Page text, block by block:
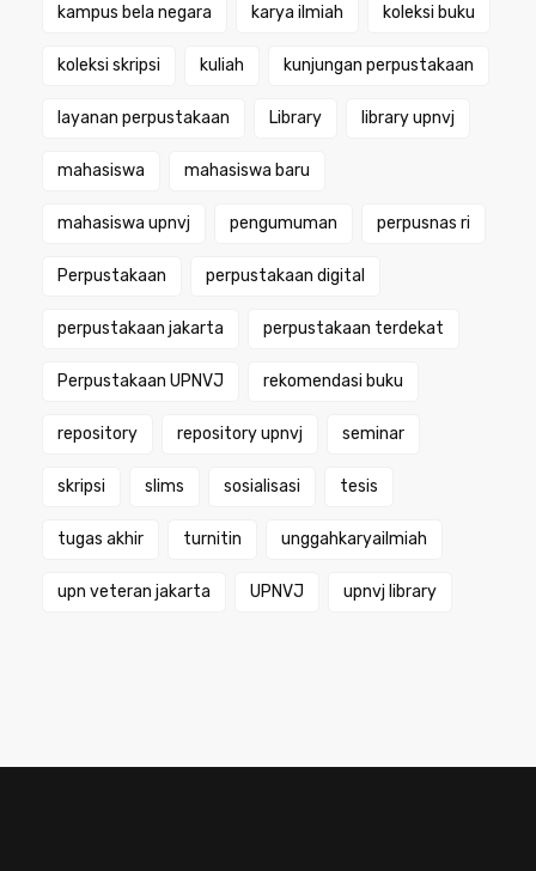
kampus bela negara karya ilmiah koleksi buku
koleksi skripsi kuliah kunjungan perpustakaan
layanan perpustakaan Library library upnvj
mahasiswa mahasiswa baru
mahasiswa upnvj pengumuman perpusnas ri
Perpustakaan perpustakaan digital
perpustakaan jakarta perpustakaan terdekat
Perpustakaan UPNVJ rekomendasi buku
repository repository upnvj seminar
skripsi slims sosialisasi tesis
tugas akhir turnitin unggahkaryailmiah
upn veteran jakarta UPNVJ upnvj library